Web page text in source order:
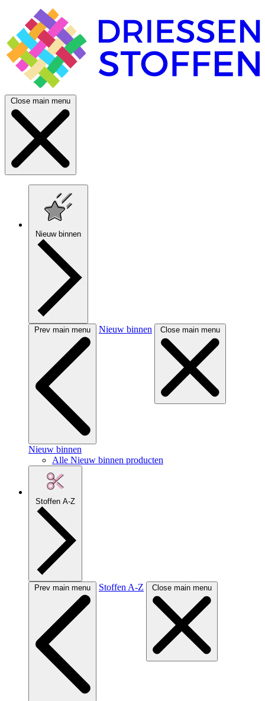
Close main menu
Nieuw binnen
Prev main menu Nieuw binnen Close main menu
Nieuw binnen
Alle Nieuw binnen producten
Stoffen A-Z
Prev main menu Stoffen A-Z Close main menu